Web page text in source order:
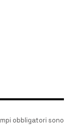
obbligatori sono